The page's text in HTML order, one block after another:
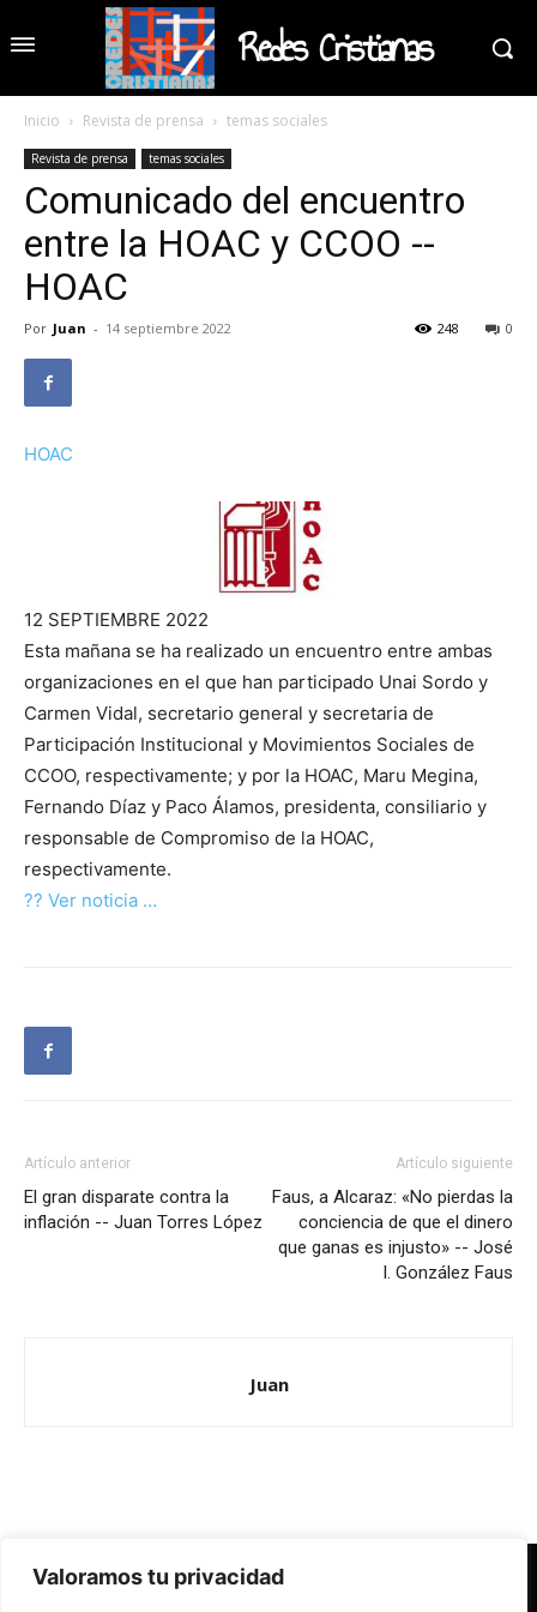
Valoramos tu privacidad
Redes Cristianas
Inicio Revista de prensa temas sociales
Revista de prensa temas sociales
Comunicado del encuentro
entre la HOAC y CCOO --
HOAC
Por Juan - 14 septiembre 2022 0
248
HOAC
12 SEPTIEMBRE 2022
Esta mañana se ha realizado un encuentro entre ambas
organizaciones en el que han participado Unai Sordo y
Carmen Vidal, secretario general y secretaria de
Participación Institucional y Movimientos Sociales de
CCOO, respectivamente; y por la HOAC, Maru Megina,
Fernando Díaz y Paco Álamos, presidenta, consiliario y
responsable de Compromiso de la HOAC,
respectivamente.
?? Ver noticia …
Artículo anterior
El gran disparate contra la
inflación -- Juan Torres López
Artículo siguiente
Faus, a Alcaraz: «No pierdas la
conciencia de que el dinero
que ganas es injusto» -- José
I. González Faus
Juan
Redes Cristianas